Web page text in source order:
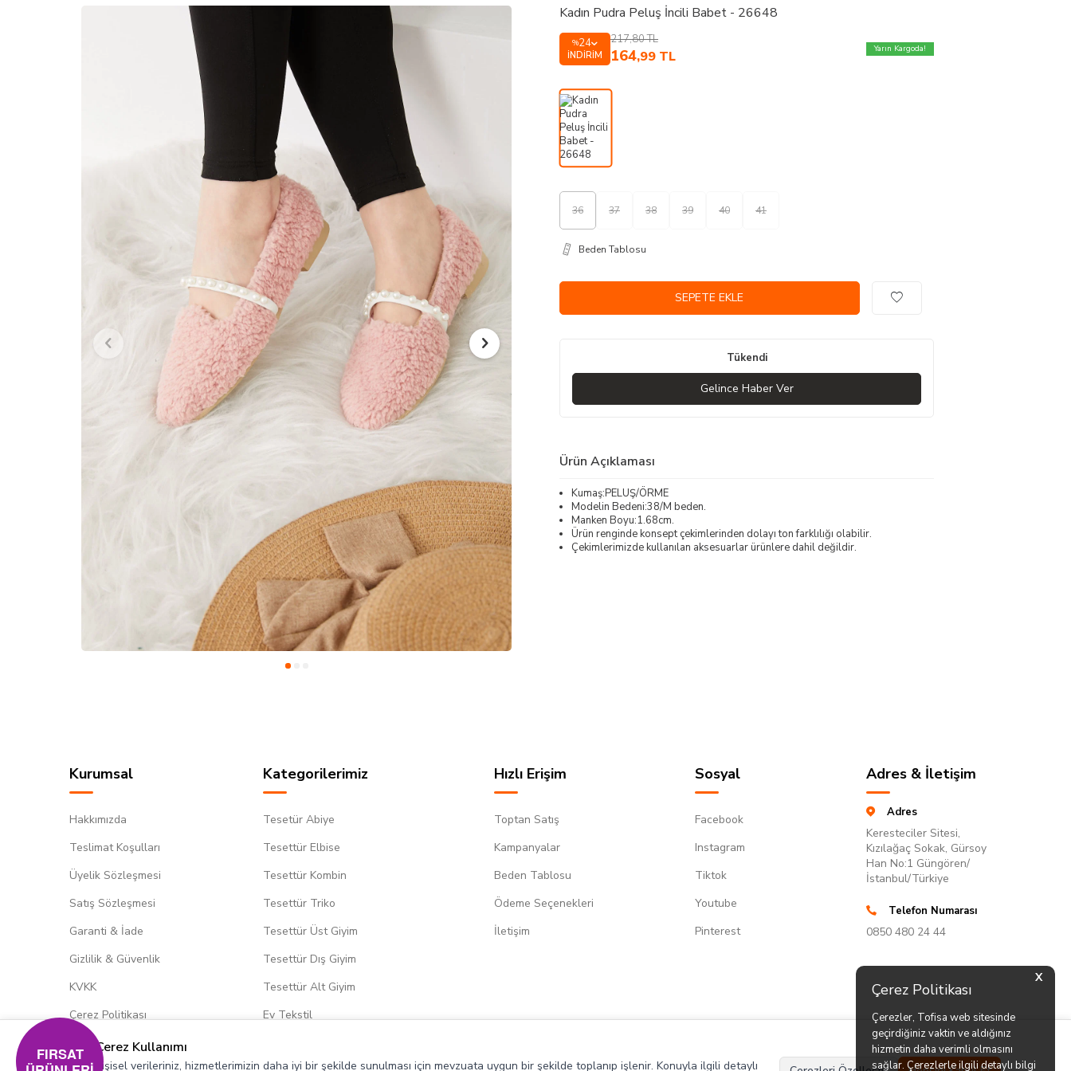
X
Çerez Politikası
Çerezler, Tofisa web sitesinde
geçirdiğiniz vaktin ve aldığınız
hizmetin daha verimli olmasını
sağlar. Çerezlerle ilgili detaylı bilgi
Kadın Pudra Peluş İncili Babet - 26648
%24
İNDIRIM
217,80TL
164,99 TL Yarın Kargoda!
36 37 38 39 40 41
Beden Tablosu
SEPETE EKLE
Tükendi
Gelince Haber Ver
Ürün Açıklaması
Kumaş:PELUŞ/ÖRME
Modelin Bedeni:38/M beden.
Manken Boyu:1.68cm.
Ürün renginde konsept çekimlerinden dolayı ton farklılığı olabilir.
Çekimlerimizde kullanılan aksesuarlar ürünlere dahil değildir.
Kurumsal
Hakkımızda
Teslimat Koşulları
Üyelik Sözleşmesi
Satış Sözleşmesi
Garanti & İade
Gizlilik & Güvenlik
KVKK
Çerez Politikası
Kategorilerimiz
Tesetür Abiye
Tesettür Elbise
Tesettür Kombin
Tesettür Triko
Tesettür Üst Giyim
Tesettür Dış Giyim
Tesettür Alt Giyim
Ev Tekstil
Hızlı Erişim
Toptan Satış
Kampanyalar
Beden Tablosu
Ödeme Seçenekleri
İletişim
Sosyal
Facebook
Instagram
Tiktok
Youtube
Pinterest
Adres & İletişim
Adres
Keresteciler Sitesi,
Kızılağaç Sokak, Gürsoy
Han No:1 Güngören/
İstanbul/Türkiye
Telefon Numarası
0850 480 24 44
Çerez Kullanımı
Kişisel verileriniz, hizmetlerimizin daha iyi bir şekilde sunulması için mevzuata uygun bir şekilde toplanıp işlenir. Konuyla ilgili detaylı
FIRSAT